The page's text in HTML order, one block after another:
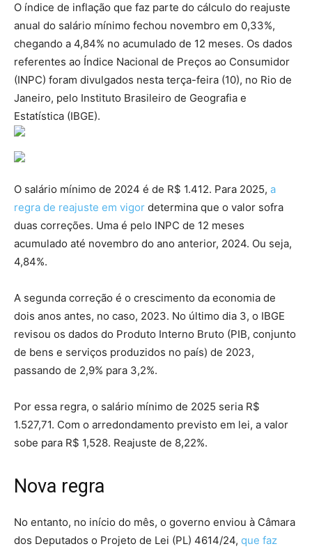
O índice de inflação que faz parte do cálculo do reajuste
anual do salário mínimo fechou novembro em 0,33%,
chegando a 4,84% no acumulado de 12 meses. Os dados
referentes ao Índice Nacional de Preços ao Consumidor
(INPC) foram divulgados nesta terça-feira (10), no Rio de
Janeiro, pelo Instituto Brasileiro de Geografia e
Estatística (IBGE).
O salário mínimo de 2024 é de R$ 1.412. Para 2025, a
regra de reajuste em vigor determina que o valor sofra
duas correções. Uma é pelo INPC de 12 meses
acumulado até novembro do ano anterior, 2024. Ou seja,
4,84%.
A segunda correção é o crescimento da economia de
dois anos antes, no caso, 2023. No último dia 3, o IBGE
revisou os dados do Produto Interno Bruto (PIB, conjunto
de bens e serviços produzidos no país) de 2023,
passando de 2,9% para 3,2%.
Por essa regra, o salário mínimo de 2025 seria R$
1.527,71. Com o arredondamento previsto em lei, a valor
sobe para R$ 1,528. Reajuste de 8,22%.
Nova regra
No entanto, no início do mês, o governo enviou à Câmara
dos Deputados o Projeto de Lei (PL) 4614/24, que faz